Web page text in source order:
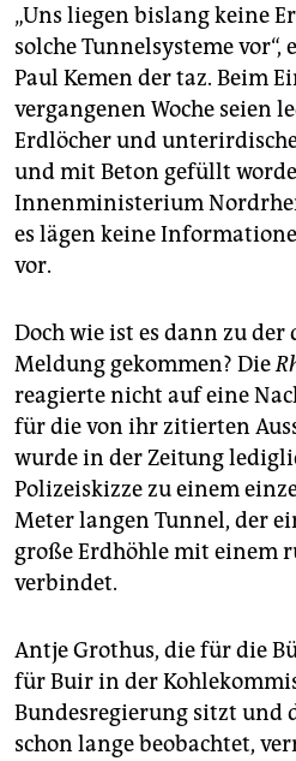
„Uns liegen bislang keine
solche Tunnelsysteme vor“,
Paul Kemen der taz. Beim
vergangenen Woche seien
Erdlöcher und
und mit Beton gefüllt
Innenministerium
es lägen keine
vor.
Doch wie ist es dann zu
Meldung gekommen? Die
reagierte nicht auf eine
für die von ihr zitierten
wurde in der Zeitung
Polizeiskizze zu einem
Meter langen Tunnel, der
große Erdhöhle mit einem
verbindet.
Antje Grothus, die für die
für Buir in der
Bundesregierung sitzt und
schon lange beobachtet,